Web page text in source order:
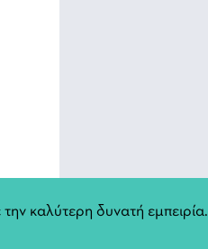
καλύτερη δυνατή εμπειρία.